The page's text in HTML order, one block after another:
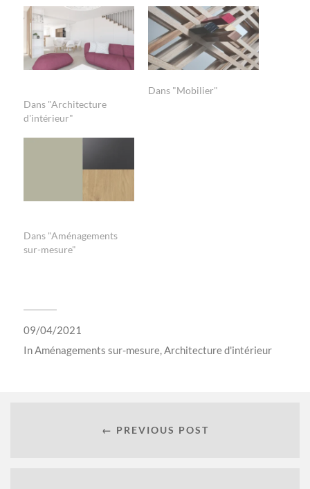
Dans "Architecture
d'intérieur"
Dans "Mobilier"
Dans "Aménagements
sur-mesure"
09/04/2021
InAménagements sur-mesure,Architecture d'intérieur
← PREVIOUS POST